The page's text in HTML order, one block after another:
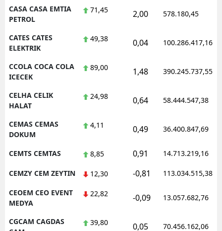
CASA CASA EMTIA
PETROL
71,45 2,00 578.180,45
CATES CATES
ELEKTRIK
49,38 0,04 100.286.417,16
CCOLA COCA COLA
ICECEK
89,00 1,48 390.245.737,55
CELHA CELIK
HALAT
24,98 0,64 58.444.547,38
CEMAS CEMAS
DOKUM
4,11 0,49 36.400.847,69
CEMTS CEMTAS 8,85 0,91 14.713.219,16
CEMZY CEM ZEYTIN 12,30 -0,81 113.034.515,38
CEOEM CEO EVENT
MEDYA
22,82 -0,09 13.057.682,76
CGCAM CAGDAS
39,80 0,05 70.456.162,06